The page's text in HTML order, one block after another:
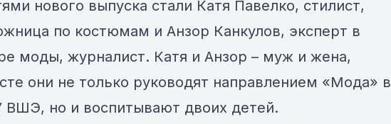
нового выпуска стали Катя Павелко, стилист,
по костюмам и Анзор Канкулов, эксперт в
моды, журналист. Катя и Анзор – муж и жена,
они не только руководят направлением «Мода» в
ВШЭ, но и воспитывают двоих детей.